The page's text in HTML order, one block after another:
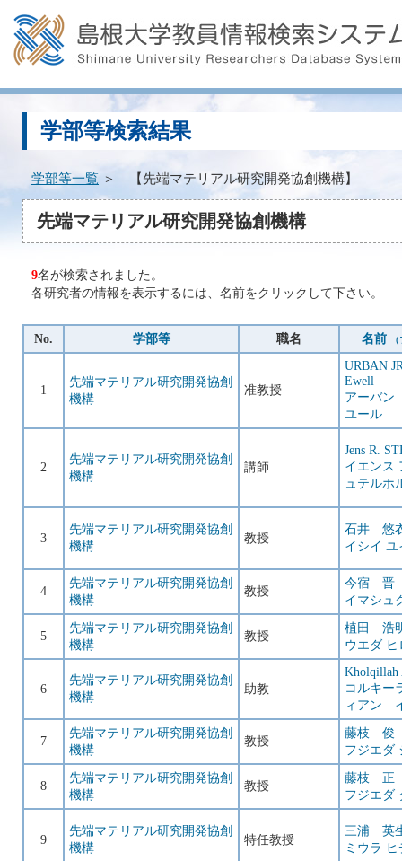
学部等検索結果
学部等一覧 ＞ 【先端マテリアル研究開発協創機構】
先端マテリアル研究開発協創機構
9名が検索されました。
各研究者の情報を表示するには、名前をクリックして下さい。
No. 学部等 職名 名前
1
先端マテリアル研究開発協創
機構
准教授
URBAN
Ewell
アーバ
ユール
2
先端マテリアル研究開発協創
機構
講師
Jens R.
イエンス
ュテルホ
3
先端マテリアル研究開発協創
機構
教授
石井 悠
イシイ ユ
4
先端マテリアル研究開発協創
機構
教授
今宿 晋
イマシュ
5
先端マテリアル研究開発協創
機構
教授
植田 浩
ウエダ ヒ
6
先端マテリアル研究開発協創
機構
助教
Kholqillah
コルキ
ィアン
7
先端マテリアル研究開発協創
機構
教授
藤枝 俊
フジエダ
8
先端マテリアル研究開発協創
機構
教授
藤枝 正
フジエダ
9
先端マテリアル研究開発協創
機構
特任教授
三浦 英
ミウラ ヒ